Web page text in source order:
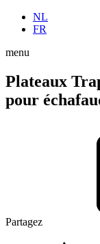
NL
FR
menu
Plateaux
pour
Partagez